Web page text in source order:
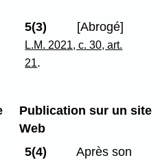
5(3) [Abrogé]
L.M. 2021, c. 30, art.
21.
Publication sur un site
Web
5(4)
Après son